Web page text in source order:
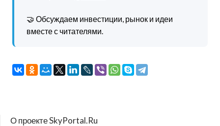
🤝 Обсуждаем инвестиции, рынок и идеи
вместе с читателями.
О проекте SkyPortal.Ru